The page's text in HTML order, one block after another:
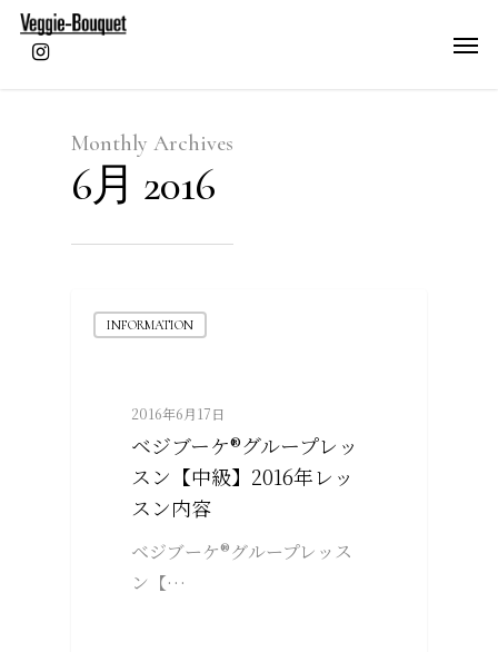
Monthly Archives
6月 2016
INFORMATION
2016年6月17日
ベジブーケ®グループレッ
スン【中級】2016年レッ
スン内容
ベジブーケ®グループレッス
ン【…